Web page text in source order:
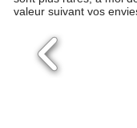
valeur suivant vos